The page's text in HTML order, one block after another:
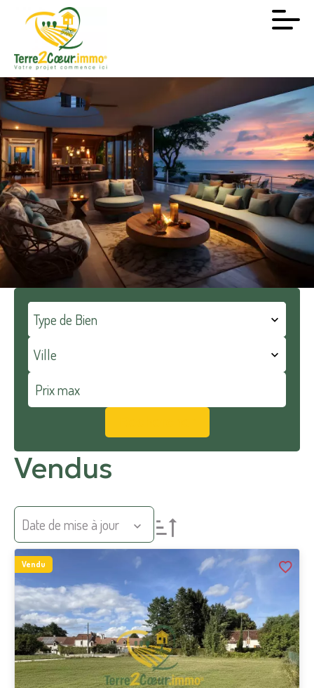
Type de Bien
Ville
Vendus
Date de mise à jour
Vendu